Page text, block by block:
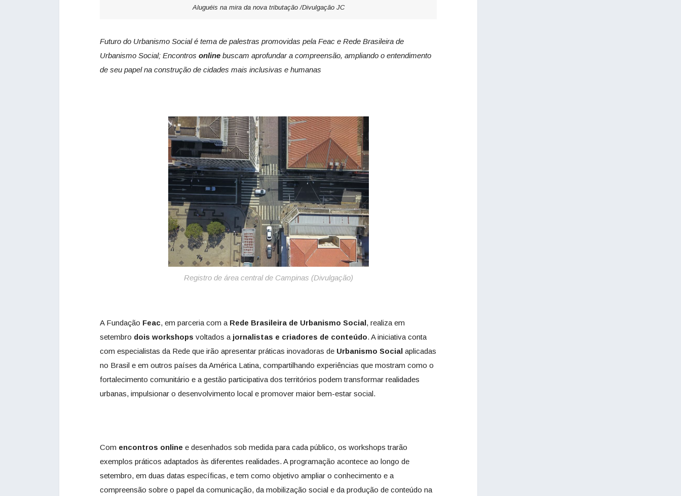
Aluguéis na mira da nova tributação /Divulgação JC
Futuro do Urbanismo Social é tema de palestras promovidas pela Feac e Rede Brasileira de
Urbanismo Social; Encontros online buscam aprofundar a compreensão, ampliando o entendimento
de seu papel na construção de cidades mais inclusivas e humanas
Registro de área central de Campinas (Divulgação)
A Fundação Feac, em parceria com a Rede Brasileira de Urbanismo Social, realiza em
setembro dois workshops voltados a jornalistas e criadores de conteúdo. A iniciativa conta
com especialistas da Rede que irão apresentar práticas inovadoras de Urbanismo Social aplicadas
no Brasil e em outros países da América Latina, compartilhando experiências que mostram como o
fortalecimento comunitário e a gestão participativa dos territórios podem transformar realidades
urbanas, impulsionar o desenvolvimento local e promover maior bem-estar social.
Com encontros online e desenhados sob medida para cada público, os workshops trarão
exemplos práticos adaptados às diferentes realidades. A programação acontece ao longo de
setembro, em duas datas específicas, e tem como objetivo ampliar o conhecimento e a
compreensão sobre o papel da comunicação, da mobilização social e da produção de conteúdo na